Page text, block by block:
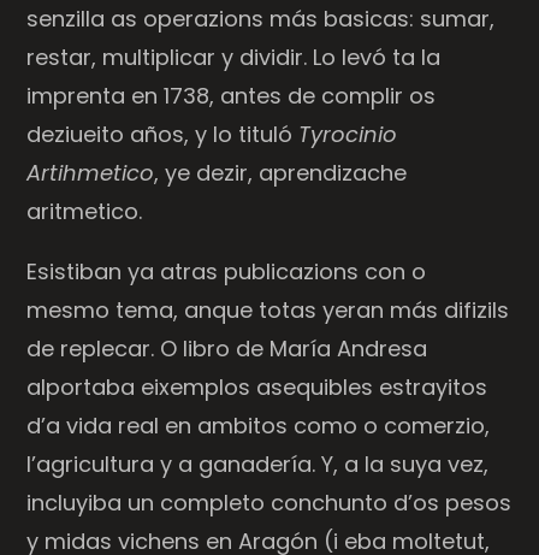
senzilla as operazions más basicas: sumar,
restar, multiplicar y dividir. Lo levó ta la
imprenta en 1738, antes de complir os
deziueito años, y lo tituló Tyrocinio
Artihmetico, ye dezir, aprendizache
aritmetico.
Esistiban ya atras publicazions con o
mesmo tema, anque totas yeran más difizils
de replecar. O libro de María Andresa
alportaba eixemplos asequibles estrayitos
d’a vida real en ambitos como o comerzio,
l’agricultura y a ganadería. Y, a la suya vez,
incluyiba un completo conchunto d’os pesos
y midas vichens en Aragón (i eba moltetut,